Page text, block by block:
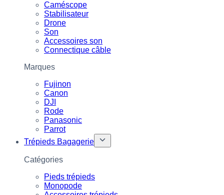
Caméscope
Stabilisateur
Drone
Son
Accessoires son
Connectique câble
Marques
Fujinon
Canon
DJI
Rode
Panasonic
Parrot
Trépieds Bagagerie
Catégories
Pieds trépieds
Monopode